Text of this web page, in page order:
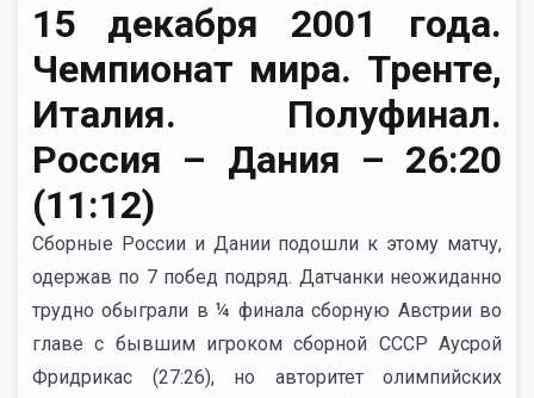
15 декабря 2001 года.
Чемпионат мира. Тренте,
Италия. Полуфинал.
Россия – Дания – 26:20
(11:12)
Сборные России и Дании подошли к этому матчу,
одержав по 7 побед подряд. Датчанки неожиданно
трудно обыграли в ¼ финала сборную Австрии во
главе с бывшим игроком сборной СССР Аусрой
Фридрикас (27:26), но авторитет олимпийских